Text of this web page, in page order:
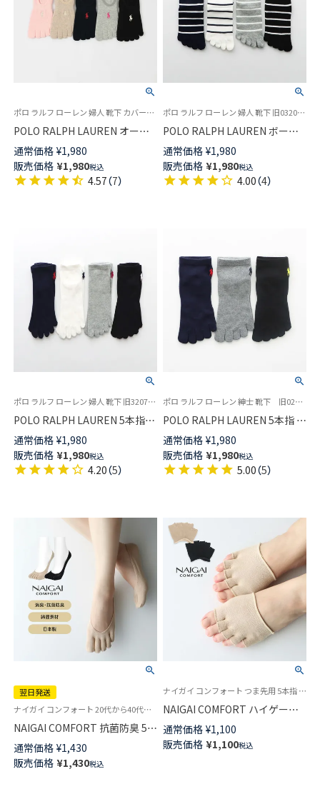
ポロ ラルフ ローレン 婦人 靴下 カバーソックス 旧03207956 03207966
POLO RALPH LAUREN オーガ
ニックコットン混 5本指 フット
カバー かかと滑り止め付き レ
ディース 03207976
通常価格 ¥1,980
販売価格 ¥1,980税込
4.57（7）
ポロ ラルフ ローレン 婦人 靴下 旧03207953
POLO RALPH LAUREN ボーダ
ー 5本指ソックス オーガニック
コットン混 ショート丈 レディ
ース 03207963
通常価格 ¥1,980
販売価格 ¥1,980税込
4.00（4）
ポロ ラルフ ローレン 婦人 靴下 旧3207151 03207954
POLO RALPH LAUREN 5本指ソ
ックス オーガニックコットン混
スニーカー丈 レディース
03207964
通常価格 ¥1,980
販売価格 ¥1,980税込
4.20（5）
ポロ ラルフ ローレン 紳士 靴下 旧02082578 02082580
POLO RALPH LAUREN 5本指 シ
ョート 綿混 ワンポイント刺繍
メンズ ソックス 日本製
02082500
通常価格 ¥1,980
販売価格 ¥1,980税込
5.00（5）
翌日発送
ナイガイ コンフォート 20代から40代の働く女性へデイリー フットケア！素足でいるより気持ち良いBacteria Buster（銀イオン練り込み異形断面ポリエステル使用）
NAIGAI COMFORT 抗菌防臭 5本
指フットカバー カバーソックス
かかと滑り止め付 レディース
【365日最短翌日発送】
通常価格 ¥1,430
販売価格 ¥1,430税込
ナイガイ コンフォート つま先用 5本指 フットキャップ 婦人 靴下
NAIGAI COMFORT ハイゲージ5
本指 ハーフ つま先用 カバーソ
ックス フットカバー レディー
ス 03070216
通常価格 ¥1,100
販売価格 ¥1,100税込